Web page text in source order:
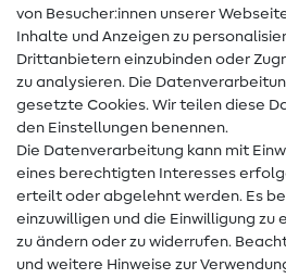
Hilfe & Kontakt
Kontakt
Infos zum Betreiberwechsel
Widerrufsrecht
Beliebt
Stoffe
von Besucher:innen unserer
Inhalte und Anzeigen zu
Drittanbietern einzubinden oder
zu analysieren. Die
gesetzte Cookies. Wir teilen diese
den Einstellungen benennen.
Die Datenverarbeitung kann mit
eines berechtigten Interesses
erteilt oder abgelehnt werden. Es
einzuwilligen und die Einwilligung zu
zu ändern oder zu widerrufen.
und weitere Hinweise zur